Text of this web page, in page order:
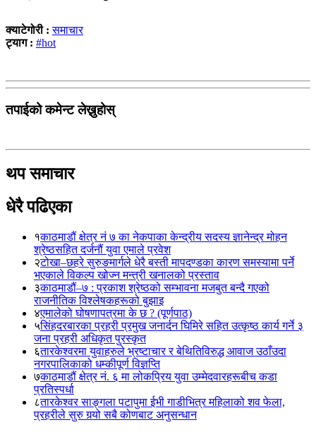
क्याटेगोरी :समाचार
ट्याग : #hot
तपाईको कमेन्ट लेख्नुहोस्
थप समाचार
धेरै पढिएका
१काठमाडौं क्षेत्र नं ७ का नेकपाका केन्द्रीय सदस्य ज्ञानेन्द्र मोहन
श्रेष्ठसहित दर्जनौं युवा एमाले प्रवेश
२टोखा–छहरे सुरुङमार्गले धेरै बस्ती मापदण्डका कारण समस्यामा पर्ने
भएकाले विकल्प खोज्न मन्त्री खनालको प्रस्ताव
३काठमाडौं–७ : प्रकाश श्रेष्ठको सम्भावना मजबुत बन्दै गएको
राजनीतिक विश्लेषकहरूको बुझाइ
४एमालेको घोषणापत्रमा के छ ? (पूर्णपाठ)
५सिंहदरबारका प्रहरी प्रमुख जनार्दन घिमिरे सहित उत्कृष्ठ कार्य गर्ने ३
जना प्रहरी अधिकृत पुरस्कृत
६तारकेश्वरमा युवाहरुले भ्रष्टाचार र बेथितिविरुद्ध आवाज उठाँउदा
नगरपालिकाको धम्कीपूर्ण विज्ञप्ति
७काठमाडौं क्षेत्र नं. ६ मा लोकप्रिय युवा उम्मेदवारहरूबीच कडा
प्रतिस्पर्धा
८तारकेश्वर साङ्गला पटापुमा ईभी गाडीभित्र महिलाको शव फेला,
प्रहरीले सुरु गर्‍यो सबै कोणबाट अनुसन्धान